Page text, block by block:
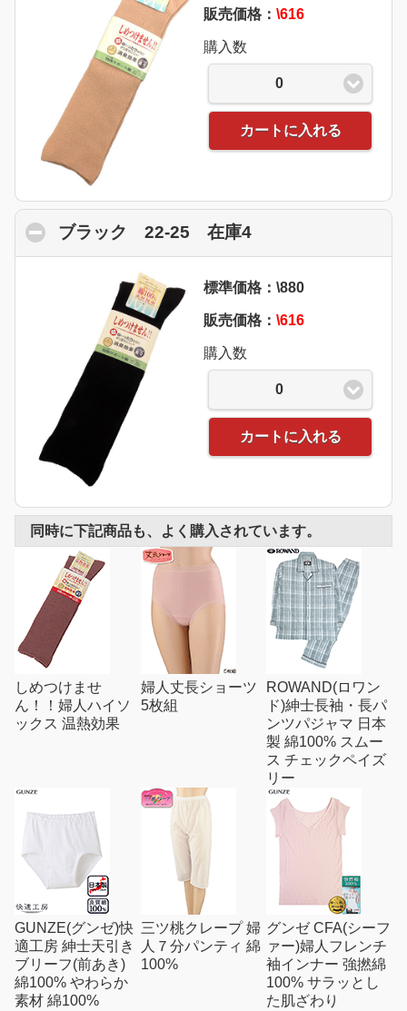
販売価格： \616
購入数
0
カートに入れる
ブラック 22-25 在庫4click to collapse
標準価格：\880
販売価格： \616
購入数
0
カートに入れる
同時に下記商品も、よく購入されています。
しめつけませ
ん！！婦人ハイソ
ックス 温熱効果
婦人丈長ショーツ
5枚組
ROWAND(ロワン
ド)紳士長袖・長パ
ンツパジャマ 日本
製 綿100% スムー
ス チェックペイズ
リー
GUNZE(グンゼ)快
適工房 紳士天引き
ブリーフ(前あき)
綿100% やわらか
素材 綿100%
三ツ桃クレープ 婦
人７分パンティ 綿
100%
グンゼ CFA(シーフ
ァー)婦人フレンチ
袖インナー 強撚綿
100% サラッとし
た肌ざわり